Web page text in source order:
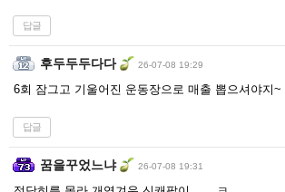
답글
후두두두다다 26-07-08 19:29
6회 잠그고 기울어진 운동장으로 매출 뽑으셔야지~
답글
꿈을꾸었느냐 26-07-08 19:31